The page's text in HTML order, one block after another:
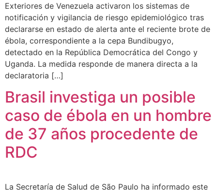
Exteriores de Venezuela activaron los sistemas de
notificación y vigilancia de riesgo epidemiológico tras
declararse en estado de alerta ante el reciente brote de
ébola, correspondiente a la cepa Bundibugyo,
detectado en la República Democrática del Congo y
Uganda. La medida responde de manera directa a la
declaratoria […]
Brasil investiga un posible
caso de ébola en un hombre
de 37 años procedente de
RDC
La Secretaría de Salud de São Paulo ha informado este